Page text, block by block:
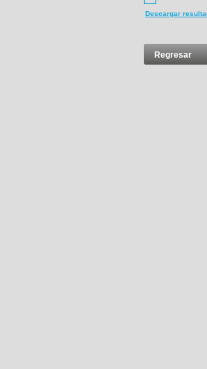
Descargar
Regresar